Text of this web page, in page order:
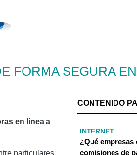
FORMA SEGURA
en línea a
particulares,
CONTENIDO
INTERNET
¿Qué empresas
comisiones de